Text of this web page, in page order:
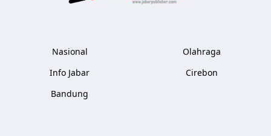
Nasional
Info Jabar
Bandung
Olahraga
Cirebon